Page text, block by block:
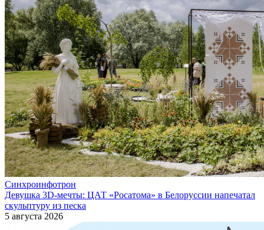
Синхроинфотрон
Девушка 3D-мечты: ЦАТ «Росатома» в Белоруссии напечатал
скульптуру из песка
5 августа 2026